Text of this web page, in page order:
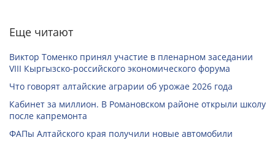
Еще читают
Виктор Томенко принял участие в пленарном заседании
VIII Кыргызско-российского экономического форума
Что говорят алтайские аграрии об урожае 2026 года
Кабинет за миллион. В Романовском районе открыли школу
после капремонта
ФАПы Алтайского края получили новые автомобили